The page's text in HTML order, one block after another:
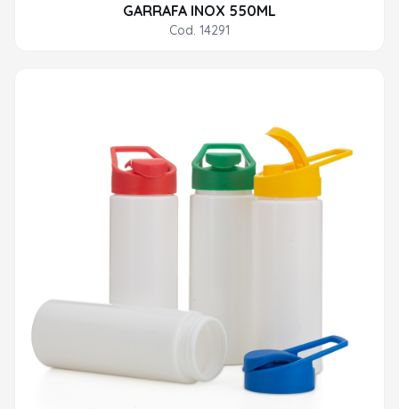
GARRAFA INOX 550ML
Cod. 14291